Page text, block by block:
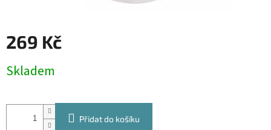
269 Kč
cena:
Skladem
Přidat do košíku